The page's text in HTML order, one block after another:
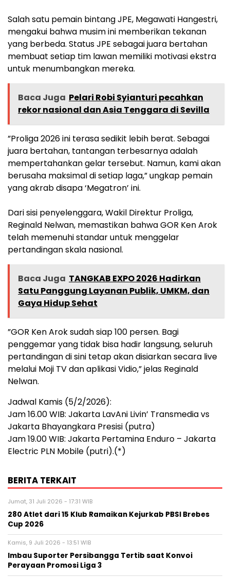
Salah satu pemain bintang JPE​, Megawati Hangestri,
mengakui bahwa musim ini memberikan tekanan
yang berbeda. Status JPE sebagai juara bertahan
membuat setiap tim lawan memiliki motivasi ekstra
untuk menumbangkan mereka.
Baca Juga Pelari Robi Syianturi pecahkan
rekor nasional dan Asia Tenggara di Sevilla
​”Proliga 2026 ini terasa sedikit lebih berat. Sebagai
juara bertahan, tantangan terbesarnya adalah
mempertahankan gelar tersebut. Namun, kami akan
berusaha maksimal di setiap laga,” ungkap pemain
yang akrab disapa ‘Megatron’ ini.
​Dari sisi penyelenggara, Wakil Direktur Proliga,
Reginald Nelwan, memastikan bahwa GOR Ken Arok
telah memenuhi standar untuk menggelar
pertandingan skala nasional.
Baca Juga TANGKAB EXPO 2026 Hadirkan
Satu Panggung Layanan Publik, UMKM, dan
Gaya Hidup Sehat
​”GOR Ken Arok sudah siap 100 persen. Bagi
penggemar yang tidak bisa hadir langsung, seluruh
pertandingan di sini tetap akan disiarkan secara live
melalui Moji TV dan aplikasi Vidio,” jelas Reginald
Nelwan.
Jadwal Kamis (5/2/2026):
Jam 16.00 WIB: Jakarta LavAni Livin’ Transmedia vs
Jakarta Bhayangkara Presisi (putra)
Jam 19.00 WIB: Jakarta Pertamina Enduro – Jakarta
Electric PLN Mobile (putri).(*)
BERITA TERKAIT
Jumat, 31 Juli 2026 - 17:31 WIB
280 Atlet dari 15 Klub Ramaikan Kejurkab PBSI Brebes
Cup 2026
Kamis, 9 Juli 2026 - 13:51 WIB
Imbau Suporter Persibangga Tertib saat Konvoi
Perayaan Promosi Liga 3